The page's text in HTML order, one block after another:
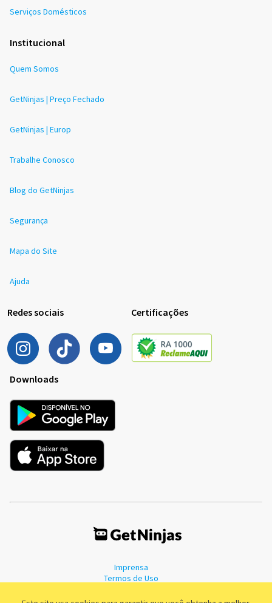
Serviços Domésticos
Institucional
Quem Somos
GetNinjas | Preço Fechado
GetNinjas | Europ
Trabalhe Conosco
Blog do GetNinjas
Segurança
Mapa do Site
Ajuda
Redes sociais Certificações
Downloads
Imprensa
Termos de Uso